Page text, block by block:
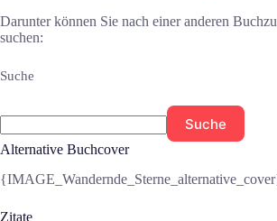
Darunter können Sie nach einer anderen
suchen:
Suche
Suche
Alternative Buchcover
Zitate